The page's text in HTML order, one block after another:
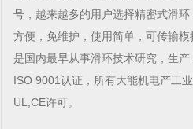
号，越来越多的用户选择精密式滑
方便，免维护，使用简单，可传输
是国内最早从事滑环技术研究，生
ISO 9001认证，所有大能机电产工
UL,CE许可。